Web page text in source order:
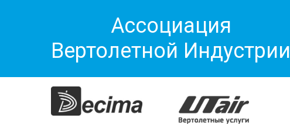
Ассоциация
Вертолетной Индустрии